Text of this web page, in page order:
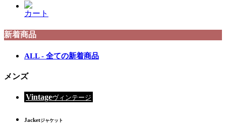
カート
新着商品
ALL - 全ての新着商品
メンズ
Vintageヴィンテージ
Jacketジャケット